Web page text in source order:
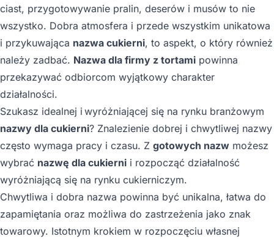
ciast, przygotowywanie pralin, deserów i musów to nie
wszystko. Dobra atmosfera i przede wszystkim unikatowa
i przykuwająca nazwa cukierni, to aspekt, o który również
należy zadbać. Nazwa dla firmy z tortami powinna
przekazywać odbiorcom wyjątkowy charakter
działalności.
Szukasz idealnej i wyróżniającej się na rynku branżowym
nazwy dla cukierni? Znalezienie dobrej i chwytliwej nazwy
często wymaga pracy i czasu. Z gotowych nazw możesz
wybrać nazwę dla cukierni i rozpocząć działalność
wyróżniającą się na rynku cukierniczym.
Chwytliwa i dobra nazwa powinna być unikalna, łatwa do
zapamiętania oraz możliwa do zastrzeżenia jako znak
towarowy. Istotnym krokiem w rozpoczęciu własnej